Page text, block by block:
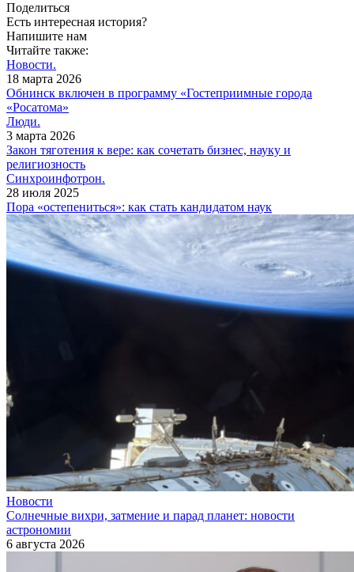
Поделиться
Есть интересная история?
Напишите нам
Читайте также:
Новости.
18 марта 2026
Обнинск включен в программу «Гостеприимные города
«Росатома»
Люди.
3 марта 2026
Закон тяготения к вере: как сочетать бизнес, науку и
религиозность
Синхроинфотрон.
28 июля 2025
Пора «остепениться»: как стать кандидатом наук
Новости
Солнечные вихри, затмение и парад планет: новости
астрономии
6 августа 2026